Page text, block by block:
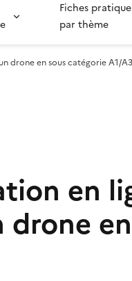
Fiches
par thème
drone en sous catégorie A1/A3
en